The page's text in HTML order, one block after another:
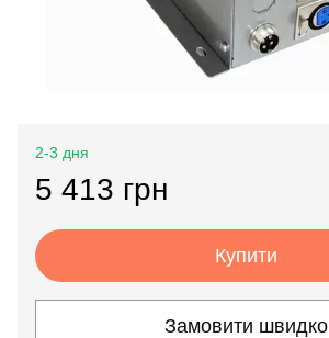
2-3 дня
5 413 грн
Купити
Замовити швидко